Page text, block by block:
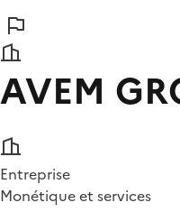
AVEM
Entreprise
Monétique et services